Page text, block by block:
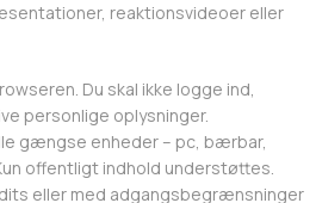
reaktionsvideoer eller
Du skal ikke logge ind,
personlige oplysninger.
gængse enheder – pc, bærbar,
offentligt indhold understøttes.
eller med adgangsbegrænsninger